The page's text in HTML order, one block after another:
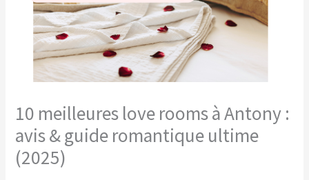
10 meilleures love rooms à Antony :
avis & guide romantique ultime
(2025)